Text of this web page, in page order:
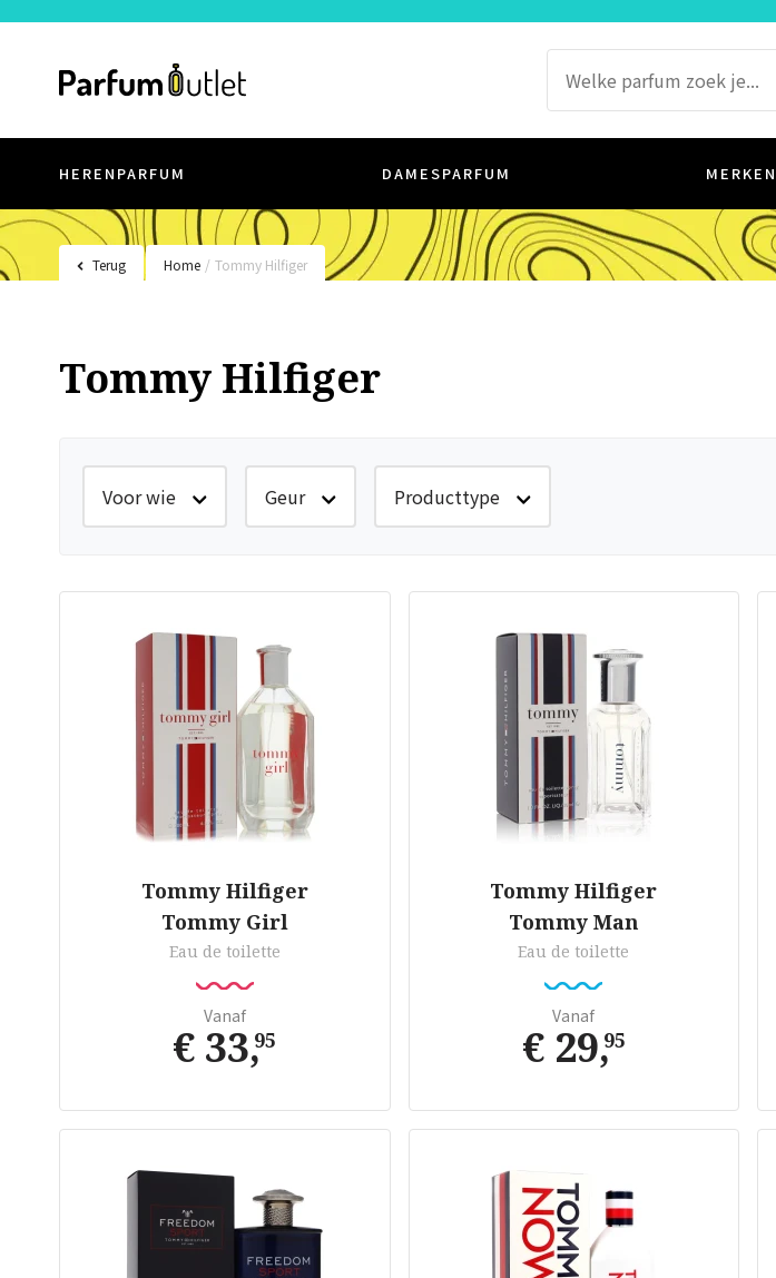
HERENPARFUM DAMESPARFUM MERKEN
Terug Home / Tommy Hilfiger
Tommy Hilfiger
Voor wie Geur Producttype
Tommy Hilfiger
Tommy Girl
Eau de toilette
Vanaf
€ 33,95
Tommy Hilfiger
Tommy Man
Eau de toilette
Vanaf
€ 29,95